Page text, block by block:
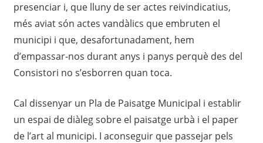
presenciar i, que lluny de ser actes reivindicatius,
més aviat són actes vandàlics que embruten el
municipi i que, desafortunadament, hem
d’empassar-nos durant anys i panys perquè des del
Consistori no s’esborren quan toca.
Cal dissenyar un Pla de Paisatge Municipal i establir
un espai de diàleg sobre el paisatge urbà i el paper
de l’art al municipi. I aconseguir que passejar pels